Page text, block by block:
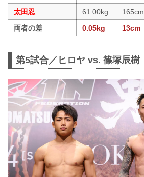
太田忍
61.00kg 165cm
両者の差
0.05kg 13cm
第5試合／ヒロヤ vs. 篠塚辰樹